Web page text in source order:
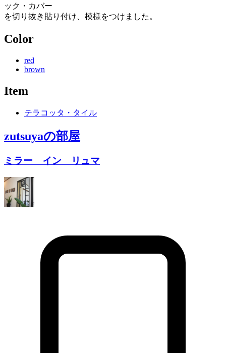
ック・カバー
を切り抜き貼り付け、模様をつけました。
Color
red
brown
Item
テラコッタ・タイル
zutsuyaの部屋
ミラー イン リュマ